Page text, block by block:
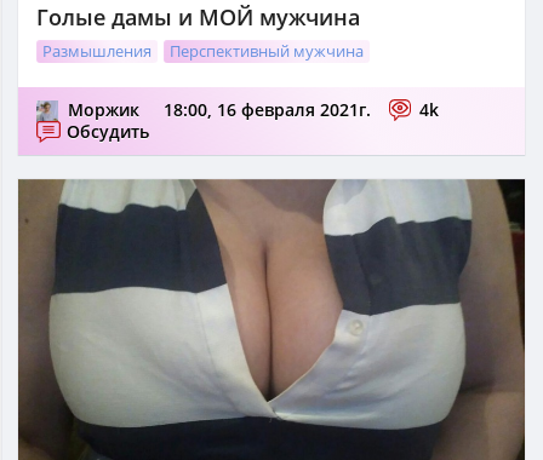
Голые дамы и МОЙ мужчина
Размышления Перспективный мужчина
Моржик 18:00, 16 февраля 2021г.
4k
Обсудить